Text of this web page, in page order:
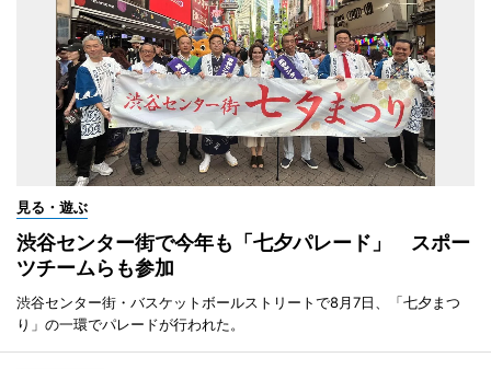
見る・遊ぶ
渋谷センター街で今年も「七夕パレード」 スポー
ツチームらも参加
渋谷センター街・バスケットボールストリートで8月7日、「七夕まつ
り」の一環でパレードが行われた。